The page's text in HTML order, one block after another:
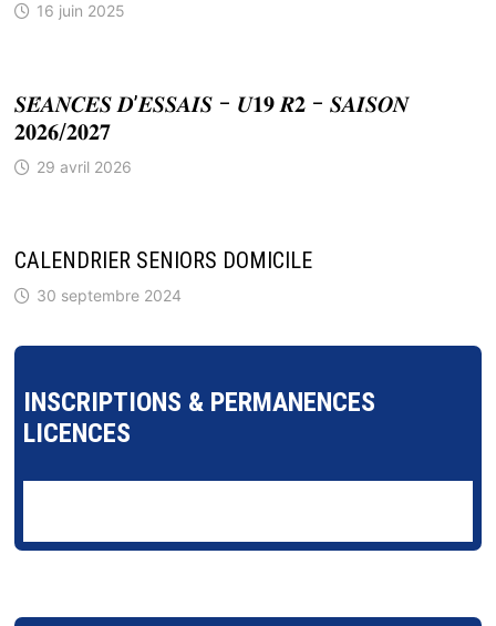
16 juin 2025
𝑺𝑬́𝑨𝑵𝑪𝑬𝑺 𝑫’𝑬𝑺𝑺𝑨𝑰𝑺 – 𝑼𝟏𝟗 𝑹𝟐 – 𝑺𝑨𝑰𝑺𝑶𝑵
𝟐𝟎𝟐𝟔/𝟐𝟎𝟐𝟕
29 avril 2026
CALENDRIER SENIORS DOMICILE
30 septembre 2024
INSCRIPTIONS & PERMANENCES
LICENCES